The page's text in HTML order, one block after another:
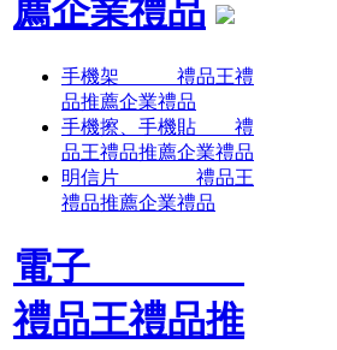
薦企業禮品
手機架 禮品王禮
品推薦企業禮品
手機擦、手機貼 禮
品王禮品推薦企業禮品
明信片 禮品王
禮品推薦企業禮品
電子
禮品王禮品推